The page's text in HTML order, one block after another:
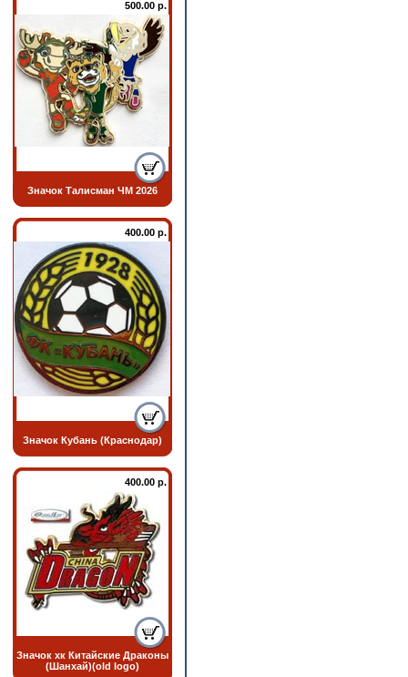
500.00 р.
Значок Талисман ЧМ 2026
400.00 р.
Значок Кубань (Краснодар)
400.00 р.
Значок хк Китайские Драконы
(Шанхай)(old logo)